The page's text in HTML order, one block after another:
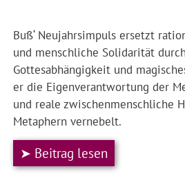
Buß‘ Neujahrsimpuls ersetzt
und menschliche Solidarität
Gottesabhängigkeit und
er die Eigenverantwortung der
und reale zwischenmenschliche
Metaphern vernebelt.
➤ Beitrag lesen